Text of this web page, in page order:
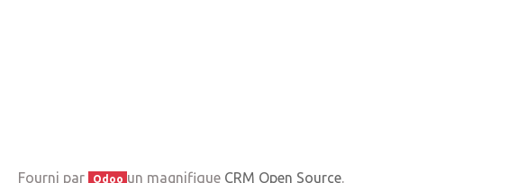
Fourni par Odoo un magnifique CRM Open Source.